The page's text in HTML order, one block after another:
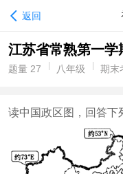
返回
江苏省常熟第一
题量 27 八年级 期末
读中国政区图，回答下